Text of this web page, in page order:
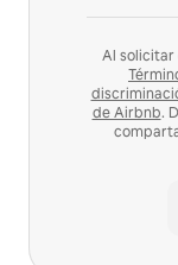
Al solicitar
de Airbnb.